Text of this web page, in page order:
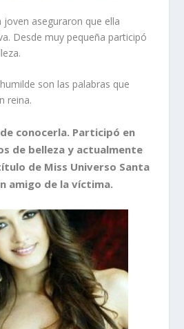
joven aseguraron que ella
Desde muy pequeña participó
son las palabras que
reina.
conocerla. Participó en
de belleza y actualmente
de Miss Universo Santa
amigo de la víctima.